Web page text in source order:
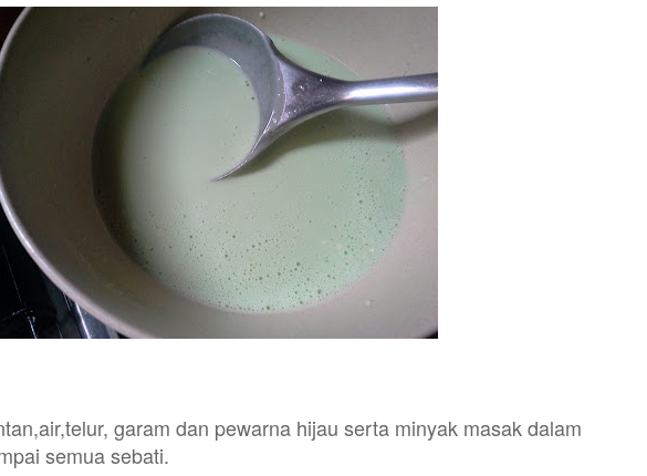
garam dan pewarna hijau serta minyak masak dalam
semua sebati.